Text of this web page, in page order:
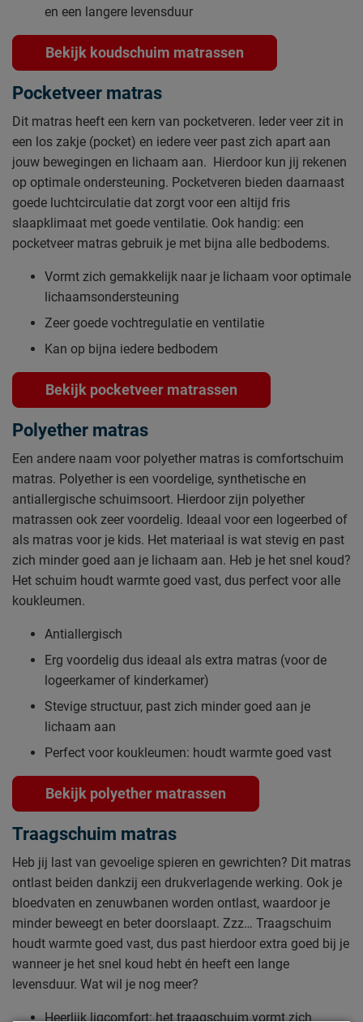
en een langere levensduur
Bekijk koudschuim matrassen
Pocketveer matras
Dit matras heeft een kern van pocketveren. Ieder veer zit in
een los zakje (pocket) en iedere veer past zich apart aan
jouw bewegingen en lichaam aan. Hierdoor kun jij rekenen
op optimale ondersteuning. Pocketveren bieden daarnaast
goede luchtcirculatie dat zorgt voor een altijd fris
slaapklimaat met goede ventilatie. Ook handig: een
pocketveer matras gebruik je met bijna alle bedbodems.
Vormt zich gemakkelijk naar je lichaam voor optimale
lichaamsondersteuning
Zeer goede vochtregulatie en ventilatie
Kan op bijna iedere bedbodem
Bekijk pocketveer matrassen
Polyether matras
Een andere naam voor polyether matras is comfortschuim
matras. Polyether is een voordelige, synthetische en
antiallergische schuimsoort. Hierdoor zijn polyether
matrassen ook zeer voordelig. Ideaal voor een logeerbed of
als matras voor je kids. Het materiaal is wat stevig en past
zich minder goed aan je lichaam aan. Heb je het snel koud?
Het schuim houdt warmte goed vast, dus perfect voor alle
koukleumen.
Antiallergisch
Erg voordelig dus ideaal als extra matras (voor de
logeerkamer of kinderkamer)
Stevige structuur, past zich minder goed aan je
lichaam aan
Perfect voor koukleumen: houdt warmte goed vast
Bekijk polyether matrassen
Traagschuim matras
Heb jij last van gevoelige spieren en gewrichten? Dit matras
ontlast beiden dankzij een drukverlagende werking. Ook je
bloedvaten en zenuwbanen worden ontlast, waardoor je
minder beweegt en beter doorslaapt. Zzz… Traagschuim
houdt warmte goed vast, dus past hierdoor extra goed bij je
wanneer je het snel koud hebt én heeft een lange
levensduur. Wat wil je nog meer?
Heerlijk ligcomfort: het traagschuim vormt zich